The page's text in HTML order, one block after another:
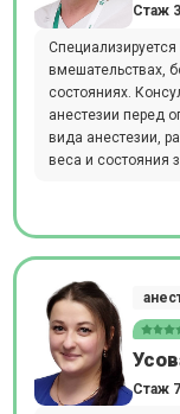
Стаж
вмешательствах,
состояниях.
анестезии перед
вида анестезии,
веса и состояния
Стаж